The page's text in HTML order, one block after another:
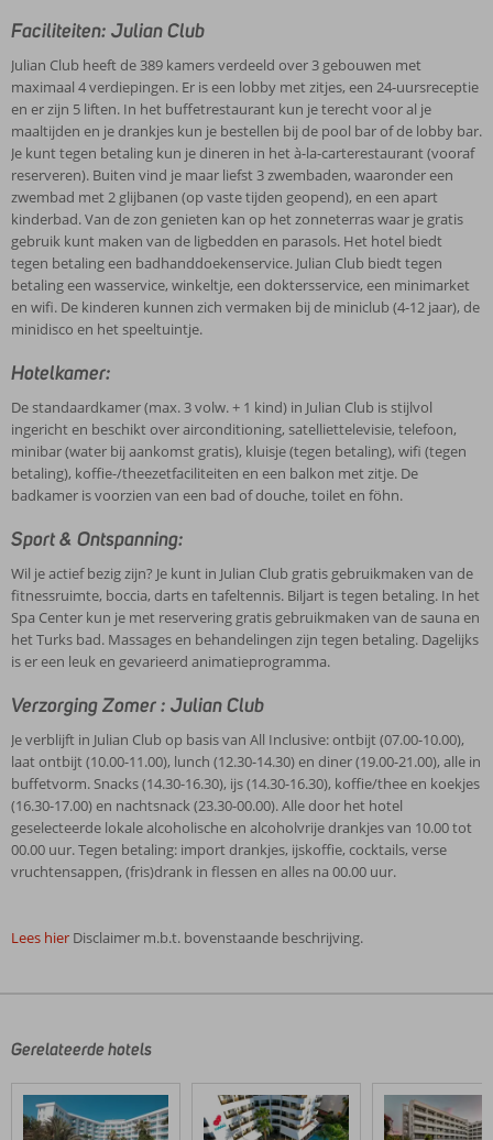
Faciliteiten: Julian Club
Julian Club heeft de 389 kamers verdeeld over 3 gebouwen met
maximaal 4 verdiepingen. Er is een lobby met zitjes, een 24-uursreceptie
en er zijn 5 liften. In het buffetrestaurant kun je terecht voor al je
maaltijden en je drankjes kun je bestellen bij de pool bar of de lobby bar.
Je kunt tegen betaling kun je dineren in het à-la-carterestaurant (vooraf
reserveren). Buiten vind je maar liefst 3 zwembaden, waaronder een
zwembad met 2 glijbanen (op vaste tijden geopend), en een apart
kinderbad. Van de zon genieten kan op het zonneterras waar je gratis
gebruik kunt maken van de ligbedden en parasols. Het hotel biedt
tegen betaling een badhanddoekenservice. Julian Club biedt tegen
betaling een wasservice, winkeltje, een doktersservice, een minimarket
en wifi. De kinderen kunnen zich vermaken bij de miniclub (4-12 jaar), de
minidisco en het speeltuintje.
Hotelkamer:
De standaardkamer (max. 3 volw. + 1 kind) in Julian Club is stijlvol
ingericht en beschikt over airconditioning, satelliettelevisie, telefoon,
minibar (water bij aankomst gratis), kluisje (tegen betaling), wifi (tegen
betaling), koffie-/theezetfaciliteiten en een balkon met zitje. De
badkamer is voorzien van een bad of douche, toilet en föhn.
Sport & Ontspanning:
Wil je actief bezig zijn? Je kunt in Julian Club gratis gebruikmaken van de
fitnessruimte, boccia, darts en tafeltennis. Biljart is tegen betaling. In het
Spa Center kun je met reservering gratis gebruikmaken van de sauna en
het Turks bad. Massages en behandelingen zijn tegen betaling. Dagelijks
is er een leuk en gevarieerd animatieprogramma.
Verzorging Zomer : Julian Club
Je verblijft in Julian Club op basis van All Inclusive: ontbijt (07.00-10.00),
laat ontbijt (10.00-11.00), lunch (12.30-14.30) en diner (19.00-21.00), alle in
buffetvorm. Snacks (14.30-16.30), ijs (14.30-16.30), koffie/thee en koekjes
(16.30-17.00) en nachtsnack (23.30-00.00). Alle door het hotel
geselecteerde lokale alcoholische en alcoholvrije drankjes van 10.00 tot
00.00 uur. Tegen betaling: import drankjes, ijskoffie, cocktails, verse
vruchtensappen, (fris)drank in flessen en alles na 00.00 uur.
Lees hier Disclaimer m.b.t. bovenstaande beschrijving.
door
klanten
geschreven
na
Gerelateerde hotels